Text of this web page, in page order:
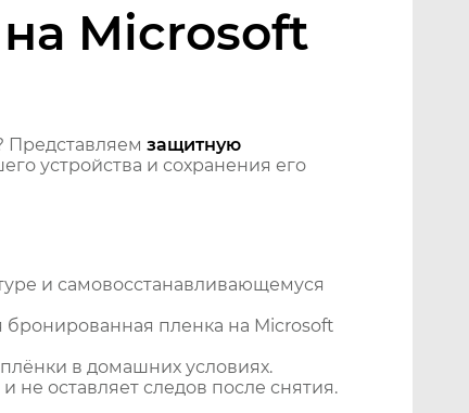
Microsoft
Представляем защитную
устройства и сохранения его
и самовосстанавливающемуся
пленка на Microsoft
в домашних условиях.
не оставляет следов после снятия.